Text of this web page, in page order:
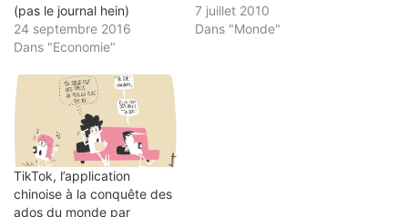
(pas le journal hein)
24 septembre 2016
Dans "Economie"
7 juillet 2010
Dans "Monde"
TikTok, l’application
chinoise à la conquête des
ados du monde par